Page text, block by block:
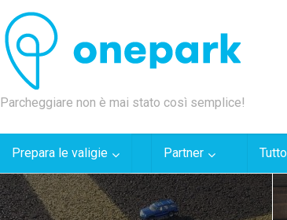
Parcheggiare non è mai stato così semplice!
Prepara le valigie Partner